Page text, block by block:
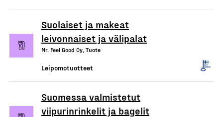
Suolaiset ja makeat
leivonnaiset ja välipalat
Mr. Feel Good Oy, Tuote
Leipomotuotteet
Suomessa valmistetut
viipurinrinkelit ja bagelit